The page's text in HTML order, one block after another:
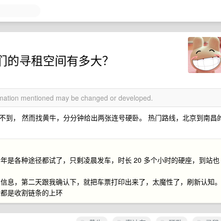
寻租空间有多大？
mentioned may be changed or developed.
到， 然而找黄牛，分分钟给出两张连号硬卧。 热门路线，北京到南昌
是各种途径都试了，只剩凌晨发车，时长 20 多个小时的硬座，到站也
息，第二天跟我确认下，就把车票打印出来了，太魔性了，刷新认知。
是收割链条的上环